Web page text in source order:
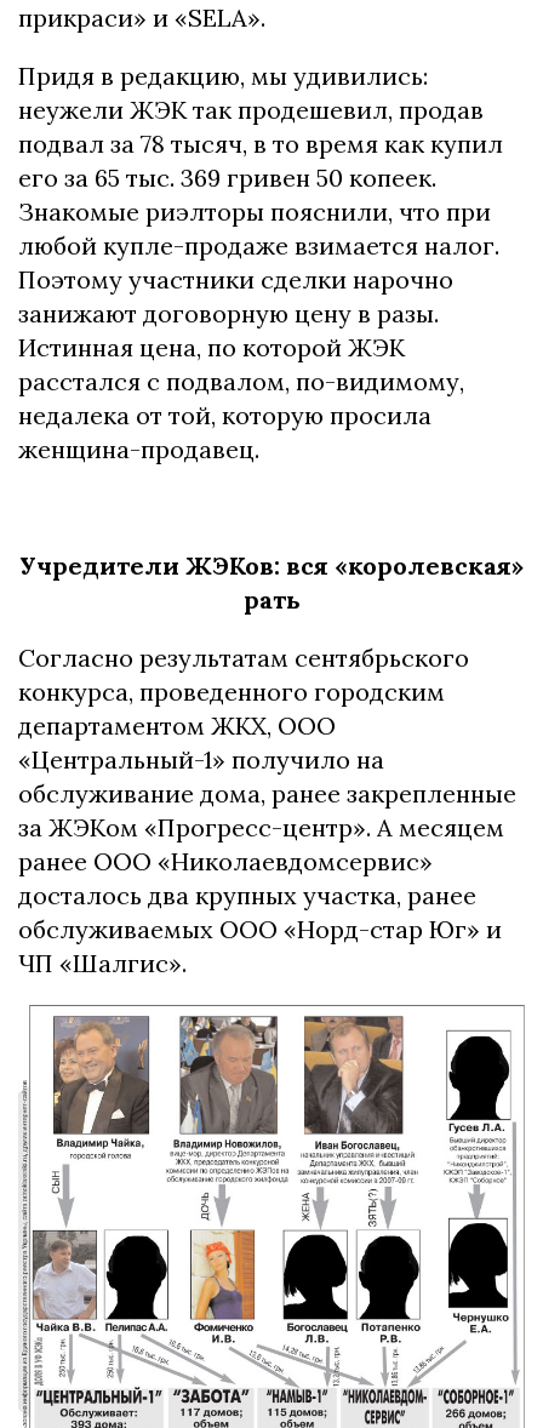
прикраси» и «SELA».
Придя в редакцию, мы удивились:
неужели ЖЭК так продешевил, продав
подвал за 78 тысяч, в то время как купил
его за 65 тыс. 369 гривен 50 копеек.
Знакомые риэлторы пояснили, что при
любой купле-продаже взимается налог.
Поэтому участники сделки нарочно
занижают договорную цену в разы.
Истинная цена, по которой ЖЭК
расстался с подвалом, по-видимому,
недалека от той, которую просила
женщина-продавец.
Учредители ЖЭКов: вся «королевская»
рать
Согласно результатам сентябрьского
конкурса, проведенного городским
департаментом ЖКХ, ООО
«Центральный-1» получило на
обслуживание дома, ранее закрепленные
за ЖЭКом «Прогресс-центр». А месяцем
ранее ООО «Николаевдомсервис»
досталось два крупных участка, ранее
обслуживаемых ООО «Норд-стар Юг» и
ЧП «Шалгис».